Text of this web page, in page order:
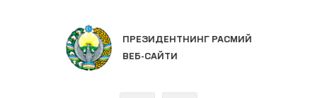
ПРЕЗИДЕНТНИНГ РАСМИЙ
ВЕБ-САЙТИ